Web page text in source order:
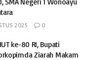
2025 0
ke-80 RI, Bupati
Ziarah Makam